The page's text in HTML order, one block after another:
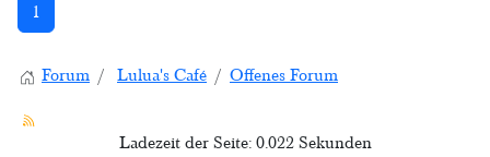
1
Forum Lulua's Café Offenes Forum
Ladezeit der Seite: 0.022 Sekunden